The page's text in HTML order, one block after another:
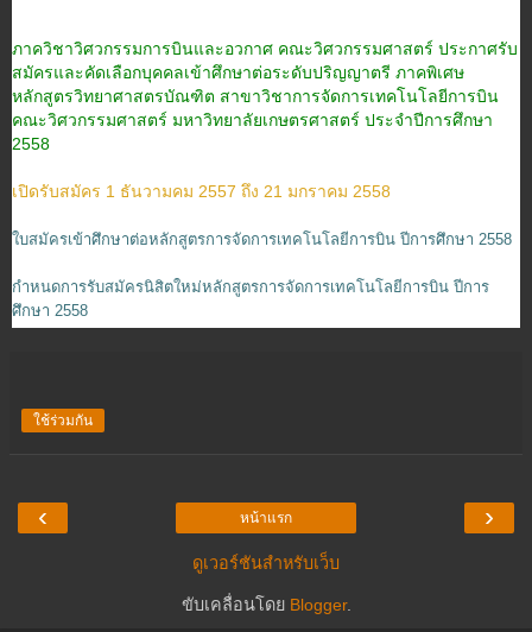
ภาควิชาวิศวกรรมการบินและอวกาศ คณะวิศวกรรมศาสตร์ ประกาศรับ
สมัครและคัดเลือกบุคคลเข้าศึกษาต่อระดับปริญญาตรี ภาคพิเศษ
หลักสูตรวิทยาศาสตรบัณฑิต สาขาวิชาการจัดการเทคโนโลยีการบิน
คณะวิศวกรรมศาสตร์ มหาวิทยาลัยเกษตรศาสตร์ ประจำปีการศึกษา
2558
เปิดรับสมัคร 1 ธันวามคม 2557 ถึง 21 มกราคม 2558
ใบสมัครเข้าศึกษาต่อหลักสูตรการจัดการเทคโนโลยีการบิน ปีการศึกษา 2558
กำหนดการรับสมัครนิสิตใหม่หลักสูตรการจัดการเทคโนโลยีการบิน ปีการ
ศึกษา 2558
ใช้ร่วมกัน
‹ ›
หน้าแรก
ดูเวอร์ชันสำหรับเว็บ
ขับเคลื่อนโดย Blogger.